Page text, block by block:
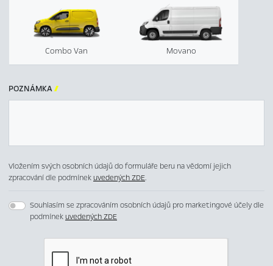
Combo Van Movano
POZNÁMKA
Vložením svých osobních údajů do formuláře beru na vědomí jejich
zpracování dle podmínekuvedených ZDE.
Souhlasím se zpracováním osobních údajů pro marketingové účely dle
podmínekuvedených ZDE